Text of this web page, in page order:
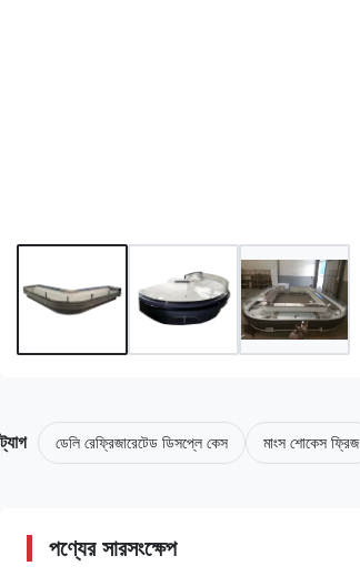
ট্যাগ ডেলি রেফ্রিজারেটেড ডিসপ্লে কেস মাংস শোকেস ফ্রিজ
পণ্যের সারসংক্ষেপ